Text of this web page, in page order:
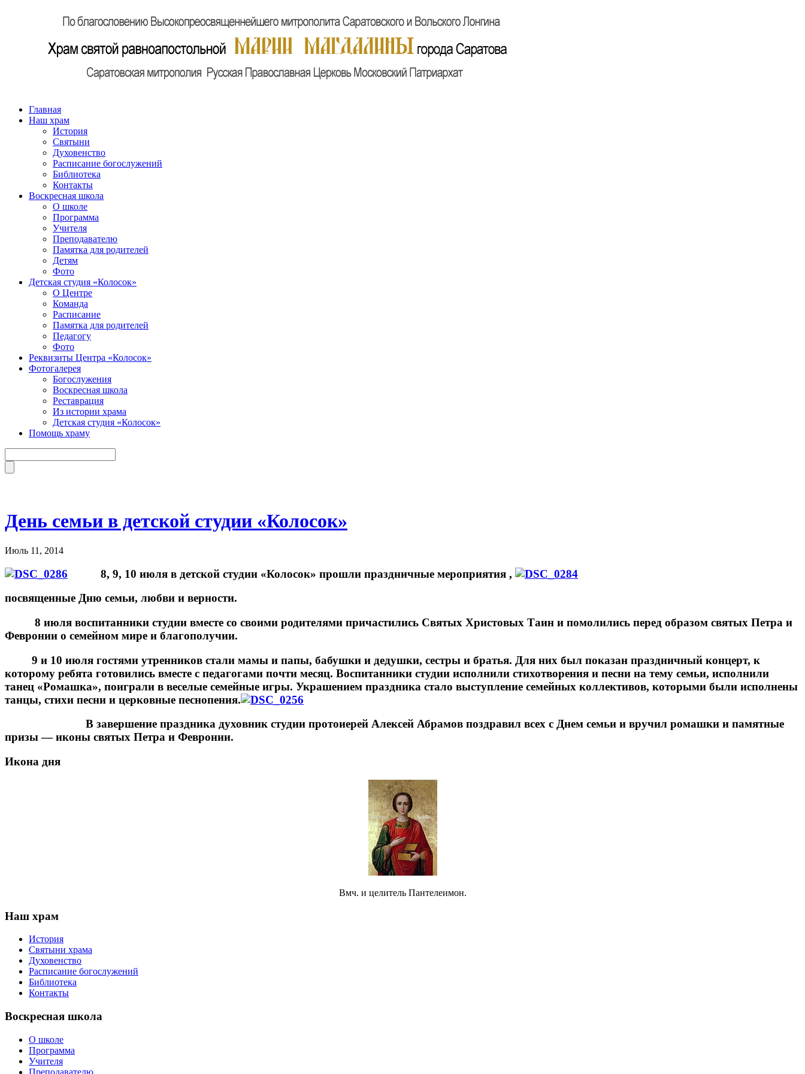
Главная
Наш храм
История
Святыни
Духовенство
Расписание богослужений
Библиотека
Контакты
Воскресная школа
О школе
Программа
Учителя
Преподавателю
Памятка для родителей
Детям
Фото
Детская студия «Колосок»
О Центре
Команда
Расписание
Памятка для родителей
Педагогу
Фото
Реквизиты Центра «Колосок»
Фотогалерея
Богослужения
Воскресная школа
Реставрация
Из истории храма
Детская студия «Колосок»
Помощь храму
День семьи в детской студии «Колосок»
Июль 11, 2014
8, 9, 10 июля в детской студии «Колосок» прошли праздничные мероприятия ,
посвященные Дню семьи, любви и верности.
8 июля воспитанники студии вместе со своими родителями причастились Святых Христовых Таин и помолились перед образом святых Петра и
Февронии о семейном мире и благополучии.
9 и 10 июля гостями утренников стали мамы и папы, бабушки и дедушки, сестры и братья. Для них был показан праздничный концерт, к
которому ребята готовились вместе с педагогами почти месяц. Воспитанники студии исполнили стихотворения и песни на тему семьи, исполнили
танец «Ромашка», поиграли в веселые семейные игры. Украшением праздника стало выступление семейных коллективов, которыми были исполнены
танцы, стихи песни и церковные песнопения.
В завершение праздника духовник студии протоиерей Алексей Абрамов поздравил всех с Днем семьи и вручил ромашки и памятные
призы — иконы святых Петра и Февронии.
Икона дня
Вмч. и целитель Пантелеимон.
Наш храм
История
Святыни храма
Духовенство
Расписание богослужений
Библиотека
Контакты
Воскресная школа
О школе
Программа
Учителя
Преподавателю